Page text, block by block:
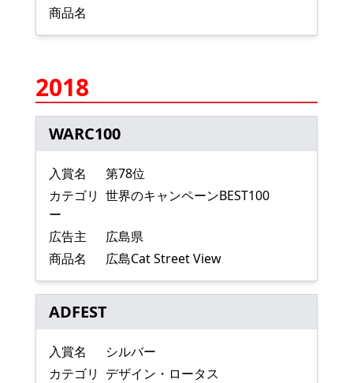
商品名
2018
WARC100
入賞名
第78位
カテゴリ
ー
世界のキャンペーンBEST100
広告主
広島県
商品名
広島Cat Street View
ADFEST
入賞名
シルバー
カテゴリ デザイン・ロータス